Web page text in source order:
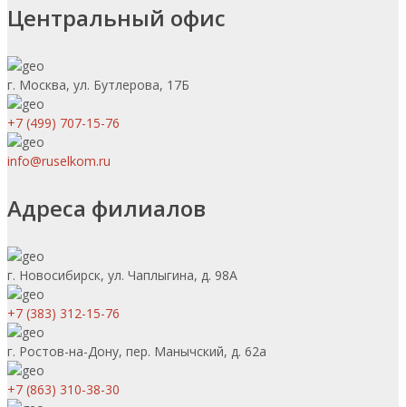
Центральный офис
г. Москва, ул. Бутлерова, 17Б
+7 (499) 707-15-76
info@ruselkom.ru
Адреса филиалов
г. Новосибирск, ул. Чаплыгина, д. 98А
+7 (383) 312-15-76
г. Ростов-на-Дону, пер. Манычский, д. 62а
+7 (863) 310-38-30